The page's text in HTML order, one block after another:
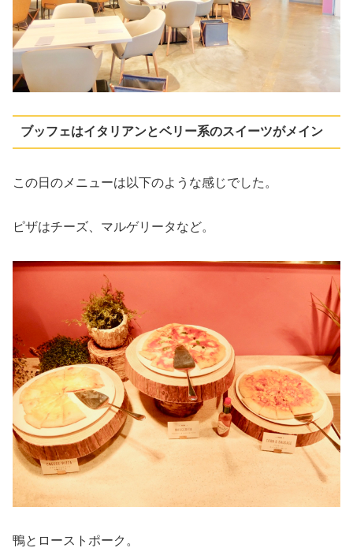
ブッフェはイタリアンとベリー系のスイーツがメイン
この日のメニューは以下のような感じでした。
ピザはチーズ、マルゲリータなど。
鴨とローストポーク。